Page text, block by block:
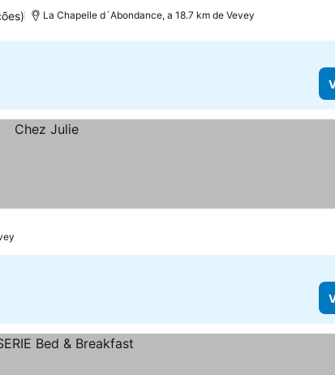
La Chapelle d´Abondance, a 18.7 km de Vevey